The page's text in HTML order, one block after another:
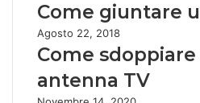
Come giuntare
Agosto 22, 2018
Come sdoppiare
antenna TV